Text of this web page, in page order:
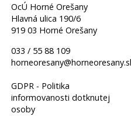
OcÚ Horné Orešany
Hlavná ulica 190/6
919 03 Horné Orešany
033 / 55 88 109
GDPR - Politika
informovanosti dotknutej
osoby